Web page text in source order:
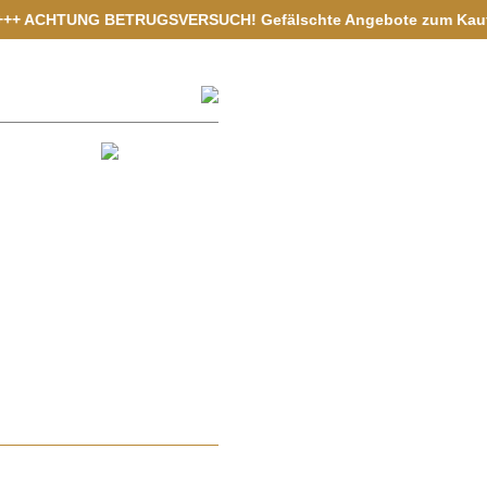
BETRUGSVERSUCH! Gefälschte Angebote zum Kauf